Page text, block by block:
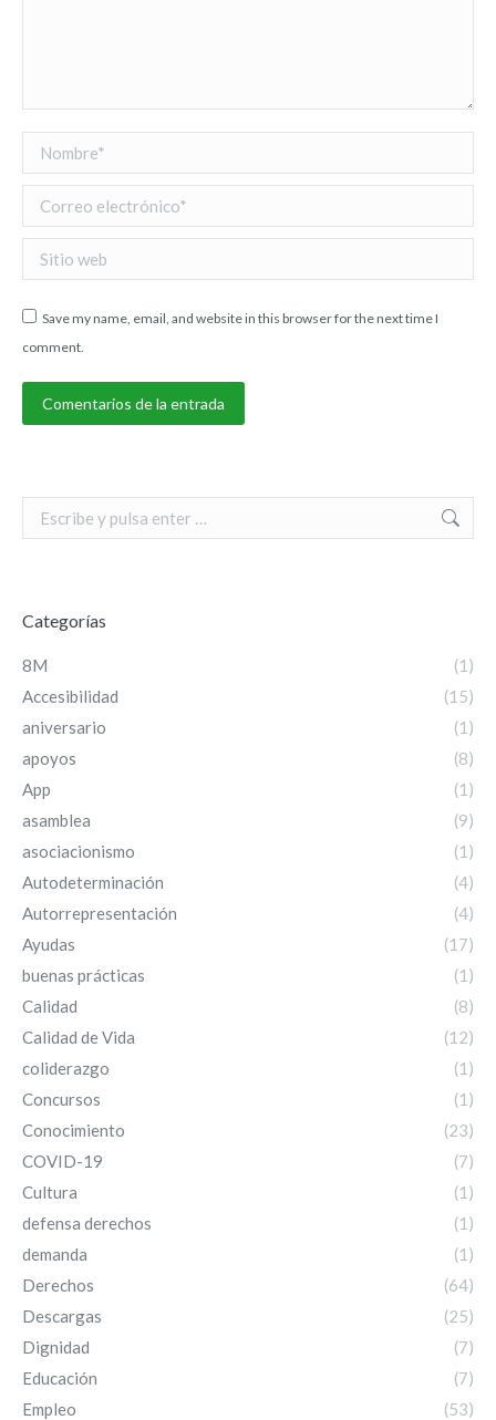
Nombre *
Correo electrónico *
Sitio web
Save my name, email, and website in this browser for the next time I
comment.
Comentarios de la entrada
Search:
Categorías
8M
(1)
Accesibilidad
(15)
aniversario
(1)
apoyos
(8)
App
(1)
asamblea
(9)
asociacionismo
(1)
Autodeterminación
(4)
Autorrepresentación
(4)
Ayudas
(17)
buenas prácticas
(1)
Calidad
(8)
Calidad de Vida
(12)
coliderazgo
(1)
Concursos
(1)
Conocimiento
(23)
COVID-19
(7)
Cultura
(1)
defensa derechos
(1)
demanda
(1)
Derechos
(64)
Descargas
(25)
Dignidad
(7)
Educación
(7)
Empleo
(53)